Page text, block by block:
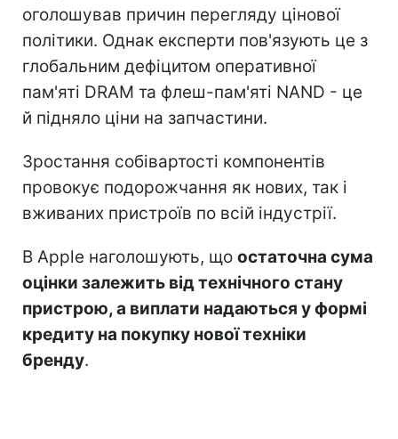
оголошував причин перегляду цінової
політики. Однак експерти пов'язують це з
глобальним дефіцитом оперативної
пам'яті DRAM та флеш-пам'яті NAND - це
й підняло ціни на запчастини.
Зростання собівартості компонентів
провокує подорожчання як нових, так і
вживаних пристроїв по всій індустрії.
В Apple наголошують, що остаточна сума
оцінки залежить від технічного стану
пристрою, а виплати надаються у формі
кредиту на покупку нової техніки
бренду.